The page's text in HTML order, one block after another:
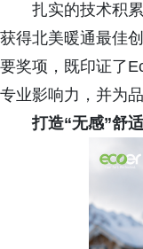
扎实的技术积
获得北美暖通最佳
要奖项，既印证了
专业影响力，并为
打造“无感”舒